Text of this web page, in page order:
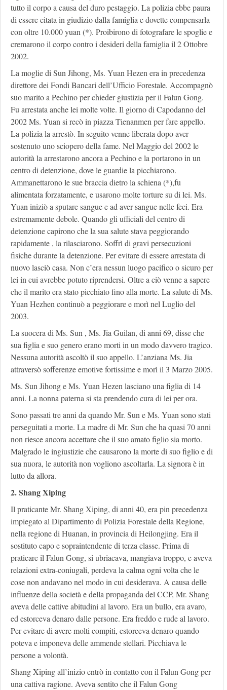
tutto il corpo a causa del duro pestaggio. La polizia ebbe paura
di essere citata in giudizio dalla famiglia e dovette compensarla
con oltre 10.000 yuan (*). Proibirono di fotografare le spoglie e
cremarono il corpo contro i desideri della famiglia il 2 Ottobre
2002.
La moglie di Sun Jihong, Ms. Yuan Hezen era in precedenza
direttore dei Fondi Bancari dell’Ufficio Forestale. Accompagnò
suo marito a Pechino per chieder giustizia per il Falun Gong.
Fu arrestata anche lei molte volte. Il giorno di Capodanno del
2002 Ms. Yuan si recò in piazza Tienanmen per fare appello.
La polizia la arrestò. In seguito venne liberata dopo aver
sostenuto uno sciopero della fame. Nel Maggio del 2002 le
autorità la arrestarono ancora a Pechino e la portarono in un
centro di detenzione, dove le guardie la picchiarono.
Ammanettarono le sue braccia dietro la schiena (*),fu
alimentata forzatamente, e usarono molte torture su di lei. Ms.
Yuan iniziò a sputare sangue e ad aver sangue nelle feci. Era
estremamente debole. Quando gli ufficiali del centro di
detenzione capirono che la sua salute stava peggiorando
rapidamente , la rilasciarono. Soffrì di gravi persecuzioni
fisiche durante la detenzione. Per evitare di essere arrestata di
nuovo lasciò casa. Non c’era nessun luogo pacifico o sicuro per
lei in cui avrebbe potuto riprendersi. Oltre a ciò venne a sapere
che il marito era stato picchiato fino alla morte. La salute di Ms.
Yuan Hezhen continuò a peggiorare e morì nel Luglio del
2003.
La suocera di Ms. Sun , Ms. Jia Guilan, di anni 69, disse che
sua figlia e suo genero erano morti in un modo davvero tragico.
Nessuna autorità ascoltò il suo appello. L’anziana Ms. Jia
attraversò sofferenze emotive fortissime e morì il 3 Marzo 2005.
Ms. Sun Jihong e Ms. Yuan Hezen lasciano una figlia di 14
anni. La nonna paterna si sta prendendo cura di lei per ora.
Sono passati tre anni da quando Mr. Sun e Ms. Yuan sono stati
perseguitati a morte. La madre di Mr. Sun che ha quasi 70 anni
non riesce ancora accettare che il suo amato figlio sia morto.
Malgrado le ingiustizie che causarono la morte di suo figlio e di
sua nuora, le autorità non vogliono ascoltarla. La signora è in
lutto da allora.
2. Shang Xiping
Il praticante Mr. Shang Xiping, di anni 40, era pin precedenza
impiegato al Dipartimento di Polizia Forestale della Regione,
nella regione di Huanan, in provincia di Heilongjing. Era il
sostituto capo e sopraintendente di terza classe. Prima di
praticare il Falun Gong, si ubriacava, mangiava troppo, e aveva
relazioni extra-coniugali, perdeva la calma ogni volta che le
cose non andavano nel modo in cui desiderava. A causa delle
influenze della società e della propaganda del CCP, Mr. Shang
aveva delle cattive abitudini al lavoro. Era un bullo, era avaro,
ed estorceva denaro dalle persone. Era freddo e rude al lavoro.
Per evitare di avere molti compiti, estorceva denaro quando
poteva e imponeva delle ammende stellari. Picchiava le
persone a volontà.
Shang Xiping all’inizio entrò in contatto con il Falun Gong per
una cattiva ragione. Aveva sentito che il Falun Gong